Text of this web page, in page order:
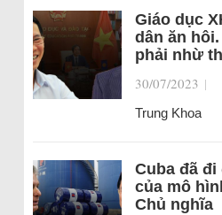
Giáo dục
dân ăn
phải nhừ
30/07/2023 |
Trung Khoa
Cuba đã
của mô
Chủ nghĩa